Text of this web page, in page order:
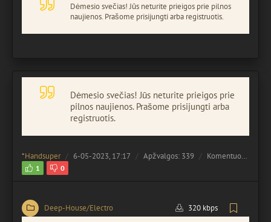
Dėmesio svečias! Jūs neturite prieigos prie pilnos
naujienos. Prašome prisijungti arba registruotis.
Dėmesio svečias! Jūs neturite prieigos prie
pilnos naujienos. Prašome prisijungti arba
registruotis.
*Handsuper 6-05-2023, 17:17 Apžvalgos: 339 Komentuota:
1 0
Deep-House/Electro 320 kbps